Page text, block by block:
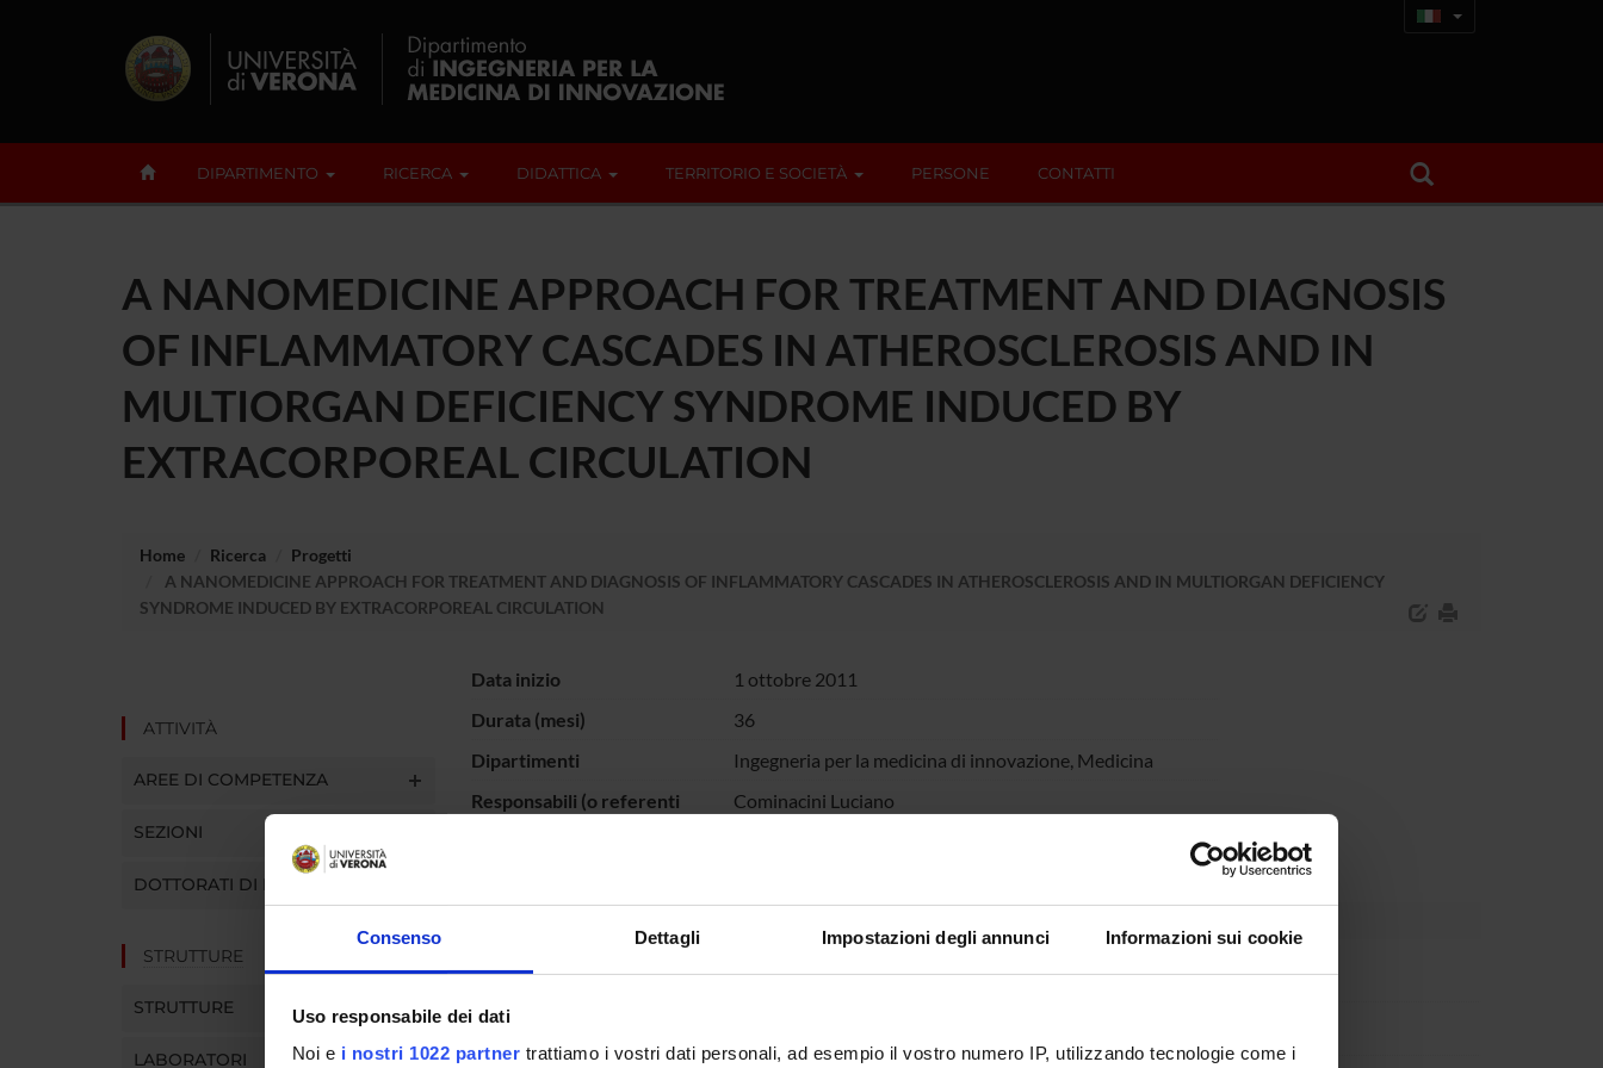
Consenso Dettagli Impostazioni degli annunci Informazioni sui cookie
Uso responsabile dei dati
Noi e i nostri 1022 partner trattiamo i vostri dati personali, ad esempio il vostro numero IP, utilizzando tecnologie come i
DIPARTIMENTO RICERCA DIDATTICA TERRITORIO E SOCIETÀ PERSONE CONTATTI
A NANOMEDICINE APPROACH FOR TREATMENT AND DIAGNOSIS
OF INFLAMMATORY CASCADES IN ATHEROSCLEROSIS AND IN
MULTIORGAN DEFICIENCY SYNDROME INDUCED BY
EXTRACORPOREAL CIRCULATION
Home Ricerca
Progetti
A NANOMEDICINE APPROACH FOR TREATMENT AND DIAGNOSIS OF INFLAMMATORY CASCADES IN ATHEROSCLEROSIS AND IN MULTIORGAN DEFICIENCY
SYNDROME INDUCED BY EXTRACORPOREAL CIRCULATION
ATTIVITÀ
AREE DI COMPETENZA
SEZIONI
DOTTORATI DI RICERCA
STRUTTURE
STRUTTURE
LABORATORI
Data inizio
1 ottobre 2011
Durata (mesi)
36
Dipartimenti
Ingegneria per la medicina di innovazione, Medicina
Responsabili (o referenti
Cominacini Luciano
Anna Albiero
Mario Rosario Buffelli
Anna Maria Fratta Pasini